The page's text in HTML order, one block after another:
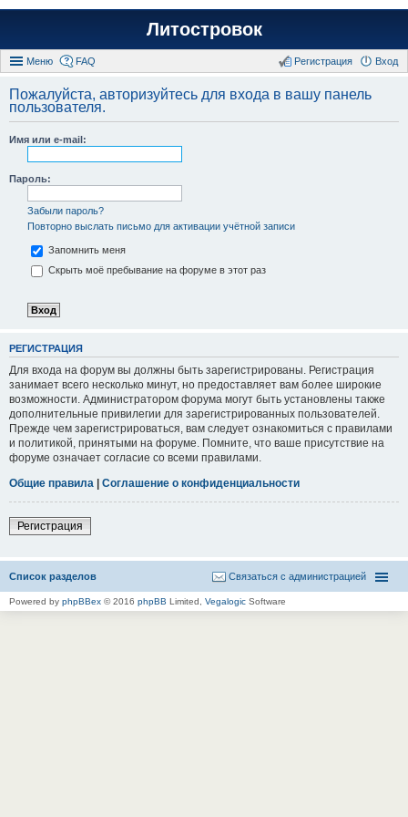
Литостровок
Меню FAQ Вход
Регистрация
Пожалуйста, авторизуйтесь для входа в вашу панель
пользователя.
Имя или e-mail:
Пароль:
Забыли пароль?
Повторно выслать письмо для активации учётной записи
Запомнить меня
Скрыть моё пребывание на форуме в этот раз
РЕГИСТРАЦИЯ
Для входа на форум вы должны быть зарегистрированы. Регистрация
занимает всего несколько минут, но предоставляет вам более широкие
возможности. Администратором форума могут быть установлены также
дополнительные привилегии для зарегистрированных пользователей.
Прежде чем зарегистрироваться, вам следует ознакомиться с правилами
и политикой, принятыми на форуме. Помните, что ваше присутствие на
форуме означает согласие со всеми правилами.
Общие правила | Соглашение о конфиденциальности
Регистрация
Список разделов Связаться с администрацией
Powered by phpBBex © 2016 phpBB Limited, Vegalogic Software